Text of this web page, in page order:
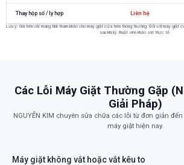
Thay hộp số / ly hợp Liên hệ
Lưu ý: Giá trên chỉ mang tính tham khảo cho máy giặt cửa trên thông thường. Đối với máy giặt
sau khi kỹ thuật viên khảo sát thực tế.
Các Lỗi Máy Giặt Thường Gặp
Giải Pháp)
NGUYỄN KIM chuyên sửa chữa các lỗi từ đơn giản
máy giặt hiện nay.
Máy giặt không vắt hoặc vắt kêu to